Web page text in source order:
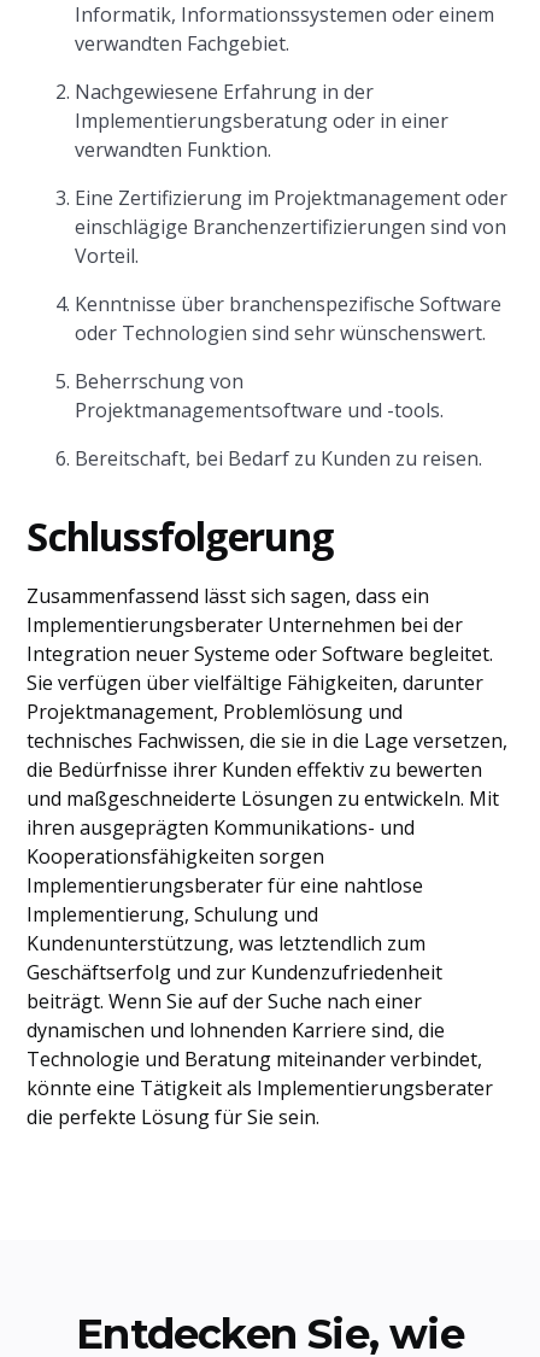
Informatik, Informationssystemen oder einem
verwandten Fachgebiet.
Nachgewiesene Erfahrung in der
Implementierungsberatung oder in einer
verwandten Funktion.
Eine Zertifizierung im Projektmanagement oder
einschlägige Branchenzertifizierungen sind von
Vorteil.
Kenntnisse über branchenspezifische Software
oder Technologien sind sehr wünschenswert.
Beherrschung von
Projektmanagementsoftware und -tools.
Bereitschaft, bei Bedarf zu Kunden zu reisen.
Schlussfolgerung
Zusammenfassend lässt sich sagen, dass ein
Implementierungsberater Unternehmen bei der
Integration neuer Systeme oder Software begleitet.
Sie verfügen über vielfältige Fähigkeiten, darunter
Projektmanagement, Problemlösung und
technisches Fachwissen, die sie in die Lage versetzen,
die Bedürfnisse ihrer Kunden effektiv zu bewerten
und maßgeschneiderte Lösungen zu entwickeln. Mit
ihren ausgeprägten Kommunikations- und
Kooperationsfähigkeiten sorgen
Implementierungsberater für eine nahtlose
Implementierung, Schulung und
Kundenunterstützung, was letztendlich zum
Geschäftserfolg und zur Kundenzufriedenheit
beiträgt. Wenn Sie auf der Suche nach einer
dynamischen und lohnenden Karriere sind, die
Technologie und Beratung miteinander verbindet,
könnte eine Tätigkeit als Implementierungsberater
die perfekte Lösung für Sie sein.
Entdecken Sie, wie